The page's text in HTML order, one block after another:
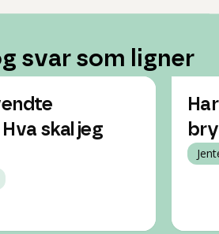
svar som ligner
skal jeg